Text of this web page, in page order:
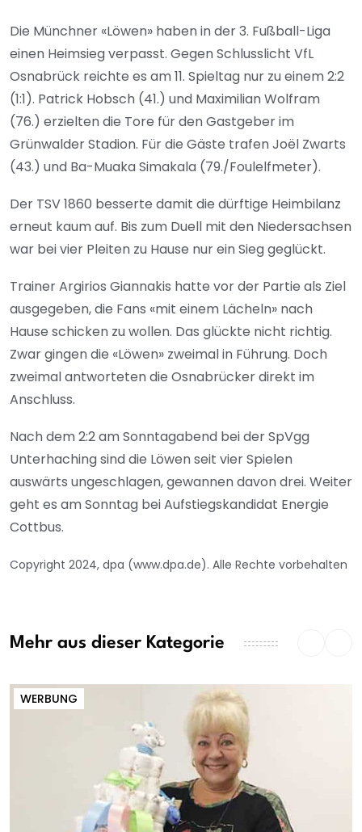
Die Münchner «Löwen» haben in der 3. Fußball-Liga
einen Heimsieg verpasst. Gegen Schlusslicht VfL
Osnabrück reichte es am 11. Spieltag nur zu einem 2:2
(1:1). Patrick Hobsch (41.) und Maximilian Wolfram
(76.) erzielten die Tore für den Gastgeber im
Grünwalder Stadion. Für die Gäste trafen Joël Zwarts
(43.) und Ba-Muaka Simakala (79./Foulelfmeter).
Der TSV 1860 besserte damit die dürftige Heimbilanz
erneut kaum auf. Bis zum Duell mit den Niedersachsen
war bei vier Pleiten zu Hause nur ein Sieg geglückt.
Trainer Argirios Giannakis hatte vor der Partie als Ziel
ausgegeben, die Fans «mit einem Lächeln» nach
Hause schicken zu wollen. Das glückte nicht richtig.
Zwar gingen die «Löwen» zweimal in Führung. Doch
zweimal antworteten die Osnabrücker direkt im
Anschluss.
Nach dem 2:2 am Sonntagabend bei der SpVgg
Unterhaching sind die Löwen seit vier Spielen
auswärts ungeschlagen, gewannen davon drei. Weiter
geht es am Sonntag bei Aufstiegskandidat Energie
Cottbus.
Copyright 2024, dpa (www.dpa.de). Alle Rechte vorbehalten
Mehr aus dieser Kategorie
WERBUNG